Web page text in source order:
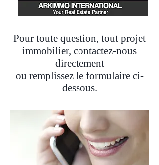
Pour toute question, tout projet
immobilier, contactez-nous
directement
ou remplissez le formulaire ci-
dessous.